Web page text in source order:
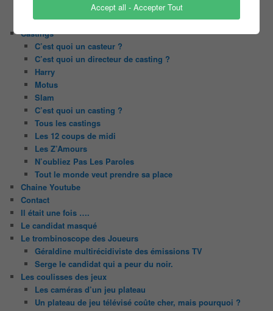
PAGES
Castings
C’est quoi un casteur ?
C’est quoi un directeur de casting ?
Harry
Motus
Slam
C’est quoi un casting ?
Tous les castings
Les 12 coups de midi
Les Z’Amours
N’oubliez Pas Les Paroles
Tout le monde veut prendre sa place
Chaine Youtube
Contact
Il était une fois ….
Le candidat masqué
Le trombinoscope des Joueurs
Géraldine multirécidiviste des émissions TV
Serge le candidat qui a peur du noir.
Les coulisses des jeux
Les caméras d’un jeu plateau
Un plateau de jeu télévisé coûte cher, mais pourquoi ?
Accept all - Accepter Tout